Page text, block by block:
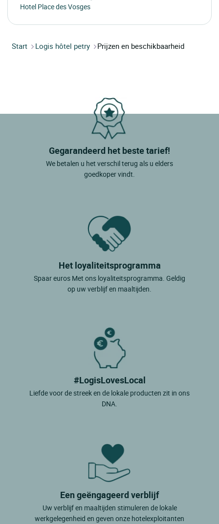
Hotel Place des Vosges
Start Logis hôtel petry Prijzen en beschikbaarheid
Gegarandeerd het beste tarief!
We betalen u het verschil terug als u elders
goedkoper vindt.
Het loyaliteitsprogramma
Spaar euros Met ons loyaliteitsprogramma. Geldig
op uw verblijf en maaltijden.
#LogisLovesLocal
Liefde voor de streek en de lokale producten zit in ons
DNA.
Een geëngageerd verblijf
Uw verblijf en maaltijden stimuleren de lokale
werkgelegenheid en geven onze hotelexploitanten